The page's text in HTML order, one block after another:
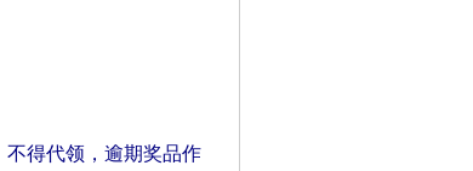
不得代领，逾期奖品作